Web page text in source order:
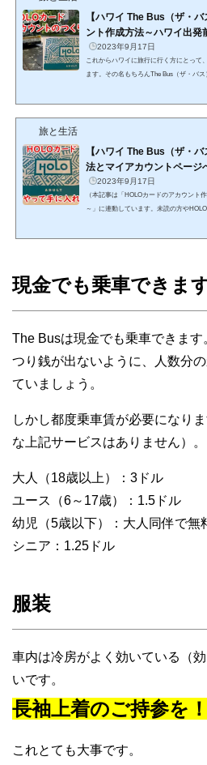
【ハワイ The Bus（ザ・
ント作成方法～ハワイ出発
2023年9月17日
これからハワイに旅行に行く方にとって
ます。その名もちろんThe Bus（ザ・バ
旅と生活
【ハワイ The Bus（ザ・
法とマイアカウントページ
2023年9月17日
（本記事は「HOLOカードのアカウント
～」に連動しています。未読の方や
チャージ）・現金（カード支払不可）そ
現金でも乗車できま
The Busは現金でも乗車できます
つり銭が出ないように、人数分
ていましょう。
しかし都度乗車賃が必要になり
な上記サービスはありません）。
大人（18歳以上）：3ドル
ユース（6～17歳）：1.5ドル
幼児（5歳以下）：大人同伴で無
シニア：1.25ドル
服装
車内は冷房がよく効いている（
いです。
長袖上着のご持参を！
これとても大事です。